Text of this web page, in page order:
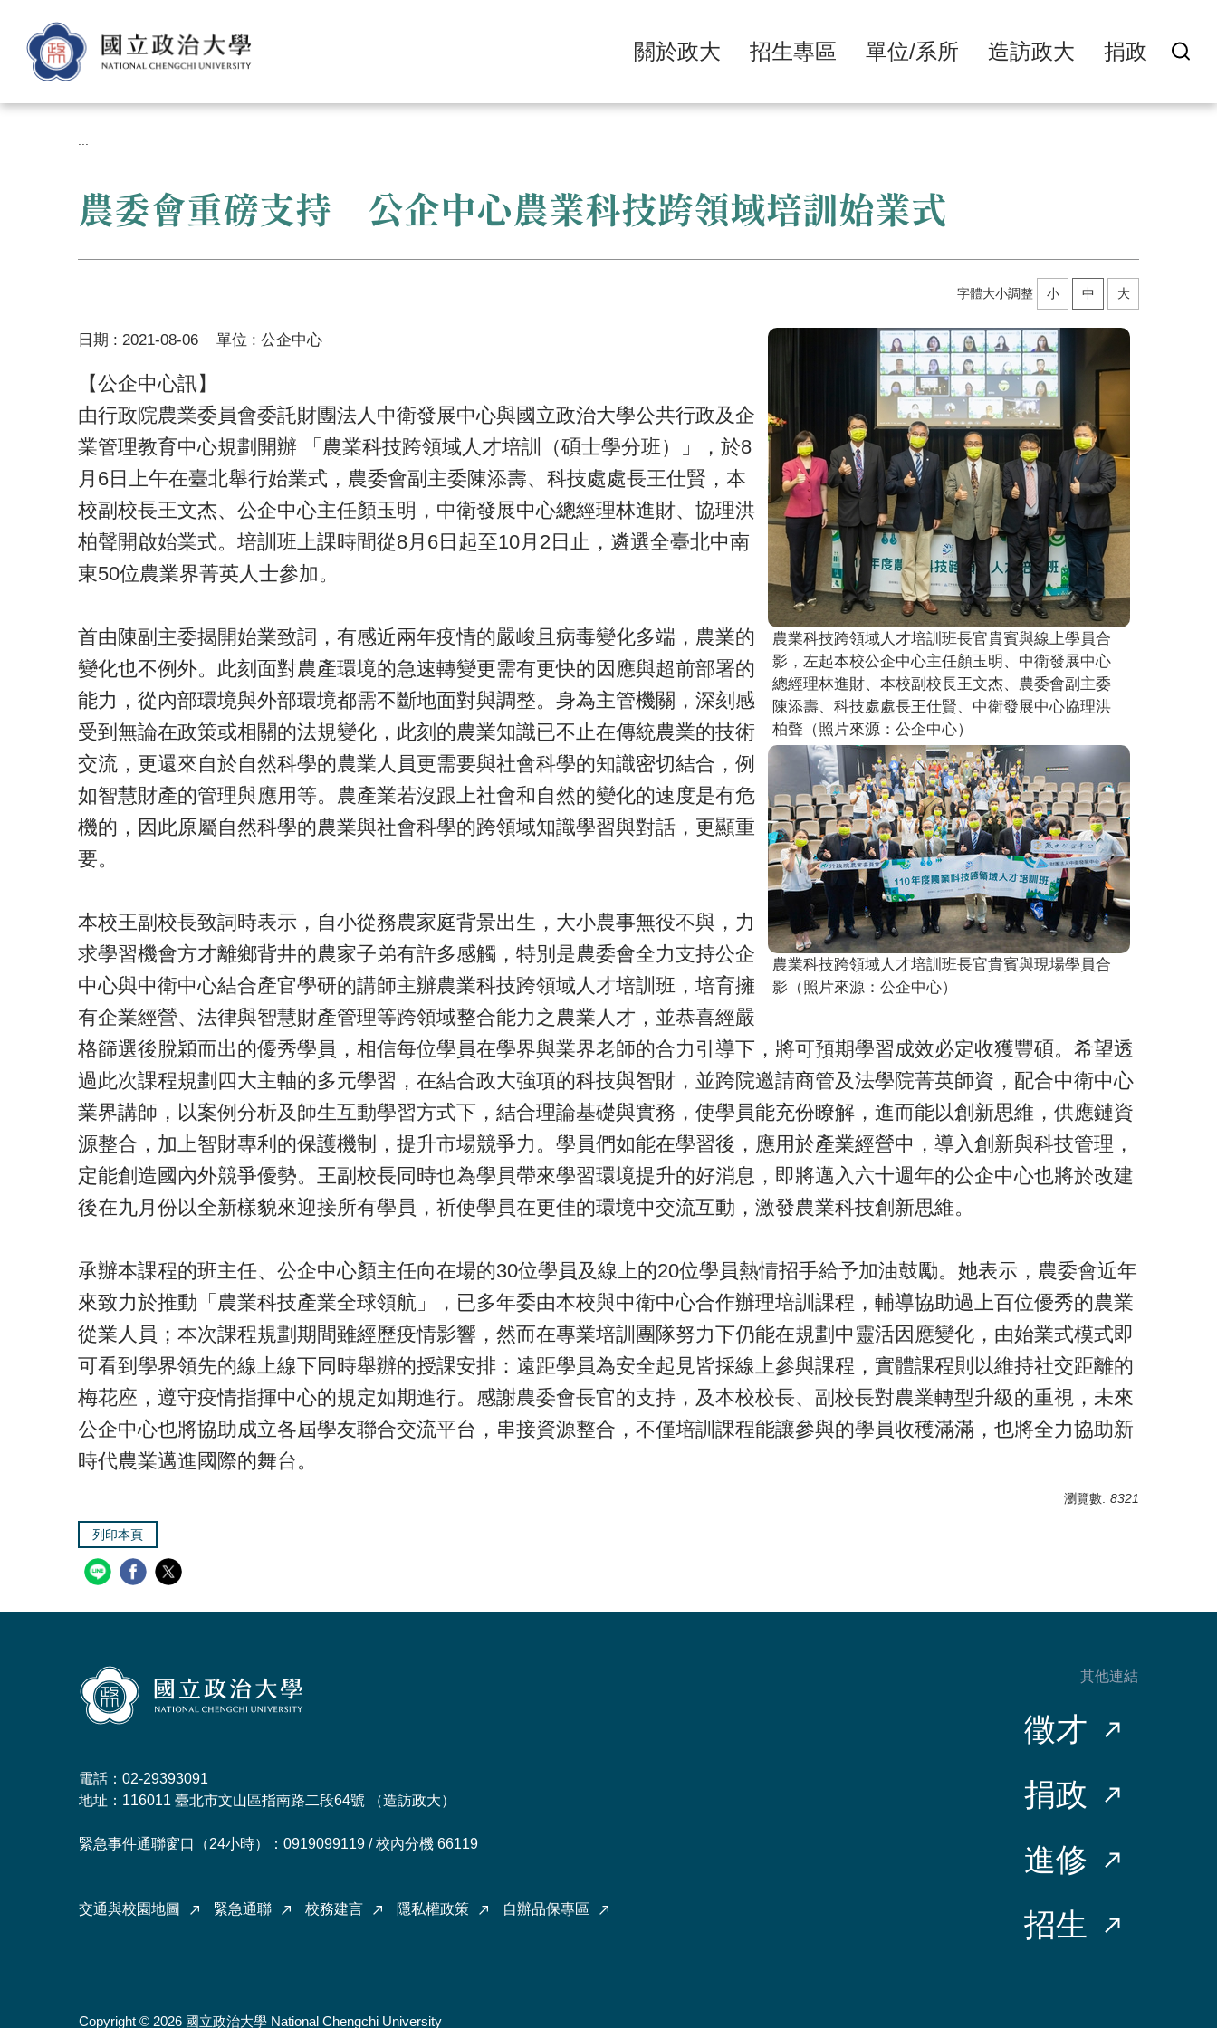
容
關於政大 招生專區 單位/系所 造訪政大 捐政
:::
農委會重磅支持 公企中心農業科技跨領域培訓始業式
字體大小調整 小 中 大
農業科技跨領域人才培訓班長官貴賓與線上學員合
影，左起本校公企中心主任顏玉明、中衛發展中心
總經理林進財、本校副校長王文杰、農委會副主委
陳添壽、科技處處長王仕賢、中衛發展中心協理洪
柏聲（照片來源：公企中心）
農業科技跨領域人才培訓班長官貴賓與現場學員合
影（照片來源：公企中心）
日期 : 2021-08-06 單位 : 公企中心
【公企中心訊】
由行政院農業委員會委託財團法人中衛發展中心與國立政治大學公共行政及企
業管理教育中心規劃開辦 「農業科技跨領域人才培訓（碩士學分班）」，於8
月6日上午在臺北舉行始業式，農委會副主委陳添壽、科技處處長王仕賢，本
校副校長王文杰、公企中心主任顏玉明，中衛發展中心總經理林進財、協理洪
柏聲開啟始業式。培訓班上課時間從8月6日起至10月2日止，遴選全臺北中南
東50位農業界菁英人士參加。
首由陳副主委揭開始業致詞，有感近兩年疫情的嚴峻且病毒變化多端，農業的
變化也不例外。此刻面對農產環境的急速轉變更需有更快的因應與超前部署的
能力，從內部環境與外部環境都需不斷地面對與調整。身為主管機關，深刻感
受到無論在政策或相關的法規變化，此刻的農業知識已不止在傳統農業的技術
交流，更還來自於自然科學的農業人員更需要與社會科學的知識密切結合，例
如智慧財產的管理與應用等。農產業若沒跟上社會和自然的變化的速度是有危
機的，因此原屬自然科學的農業與社會科學的跨領域知識學習與對話，更顯重
要。
本校王副校長致詞時表示，自小從務農家庭背景出生，大小農事無役不與，力
求學習機會方才離鄉背井的農家子弟有許多感觸，特別是農委會全力支持公企
中心與中衛中心結合產官學研的講師主辦農業科技跨領域人才培訓班，培育擁
有企業經營、法律與智慧財產管理等跨領域整合能力之農業人才，並恭喜經嚴
格篩選後脫穎而出的優秀學員，相信每位學員在學界與業界老師的合力引導下，將可預期學習成效必定收獲豐碩。希望透
過此次課程規劃四大主軸的多元學習，在結合政大強項的科技與智財，並跨院邀請商管及法學院菁英師資，配合中衛中心
業界講師，以案例分析及師生互動學習方式下，結合理論基礎與實務，使學員能充份瞭解，進而能以創新思維，供應鏈資
源整合，加上智財專利的保護機制，提升市場競爭力。學員們如能在學習後，應用於產業經營中，導入創新與科技管理，
定能創造國內外競爭優勢。王副校長同時也為學員帶來學習環境提升的好消息，即將邁入六十週年的公企中心也將於改建
後在九月份以全新樣貌來迎接所有學員，祈使學員在更佳的環境中交流互動，激發農業科技創新思維。
承辦本課程的班主任、公企中心顏主任向在場的30位學員及線上的20位學員熱情招手給予加油鼓勵。她表示，農委會近年
來致力於推動「農業科技產業全球領航」，已多年委由本校與中衛中心合作辦理培訓課程，輔導協助過上百位優秀的農業
從業人員；本次課程規劃期間雖經歷疫情影響，然而在專業培訓團隊努力下仍能在規劃中靈活因應變化，由始業式模式即
可看到學界領先的線上線下同時舉辦的授課安排：遠距學員為安全起見皆採線上參與課程，實體課程則以維持社交距離的
梅花座，遵守疫情指揮中心的規定如期進行。感謝農委會長官的支持，及本校校長、副校長對農業轉型升級的重視，未來
公企中心也將協助成立各屆學友聯合交流平台，串接資源整合，不僅培訓課程能讓參與的學員收穫滿滿，也將全力協助新
時代農業邁進國際的舞台。
瀏覽數: 8321
列印本頁
電話：02-29393091
地址：116011 臺北市文山區指南路二段64號 （造訪政大）
緊急事件通聯窗口（24小時）：0919099119 / 校內分機 66119
交通與校園地圖 緊急通聯 校務建言 隱私權政策 自辦品保專區
其他連結
徵才
捐政
進修
招生
Copyright © 2026 國立政治大學 National Chengchi University